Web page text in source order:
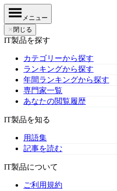
メニュー
✕ 閉じる
IT製品を探す
カテゴリーから探す
ランキングから探す
年間ランキングから探す
専門家一覧
あなたの閲覧履歴
IT製品を知る
用語集
記事を読む
IT製品について
ご利用規約